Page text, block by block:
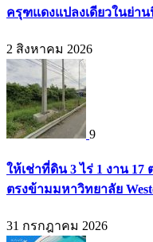
ครุฑแดงแปลงเดียวในย่าน
2 สิงหาคม 2026
9
ให้เช่าที่ดิน 3 ไร่ 1 งาน
ตรงข้ามมหาวิทยาลัย
31 กรกฎาคม 2026